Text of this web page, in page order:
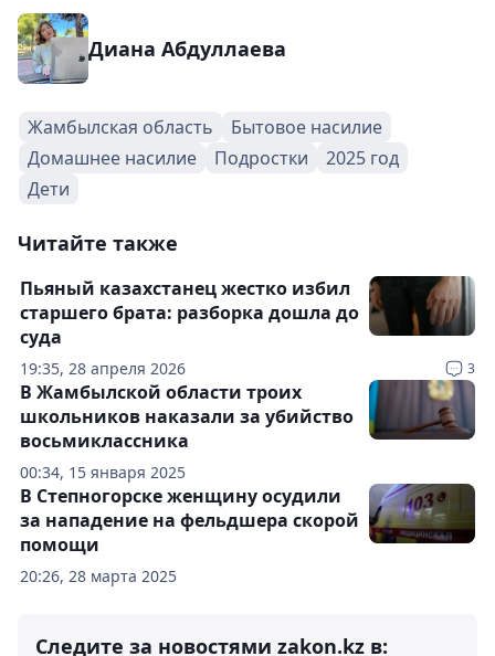
Диана Абдуллаева
Жамбылская область
Бытовое насилие
Домашнее насилие
Подростки
2025 год
Дети
Читайте также
19:35, 28 апреля 2026 3
Пьяный казахстанец жестко избил
старшего брата: разборка дошла до
суда
00:34, 15 января 2025
В Жамбылской области троих
школьников наказали за убийство
восьмиклассника
20:26, 28 марта 2025
В Степногорске женщину осудили
за нападение на фельдшера скорой
помощи
Следите за новостями zakon.kz в: